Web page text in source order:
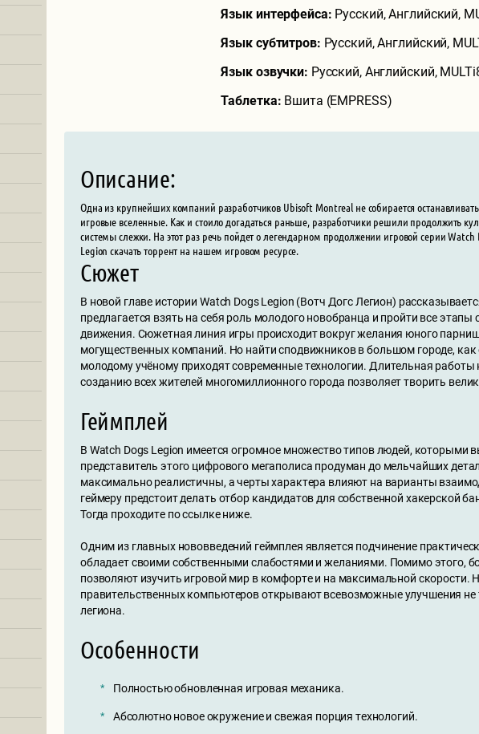
Язык интерфейса: Русский, Английский,
Язык субтитров: Русский, Английский,
Язык озвучки: Русский, Английский,
Таблетка: Вшита (EMPRESS)
Описание:
Одна из крупнейших компаний разработчиков Ubisoft Montreal не собирается
игровые вселенные. Как и стоило догадаться раньше, разработчики решили продолжить
системы слежки. На этот раз речь пойдет о легендарном продолжении игровой серии Watch
Legion скачать торрент на нашем игровом ресурсе.
Сюжет
В новой главе истории Watch Dogs Legion (Вотч Догс Легион)
предлагается взять на себя роль молодого новобранца и пройти все
движения. Сюжетная линия игры происходит вокруг желания юного
могущественных компаний. Но найти сподвижников в большом городе, как
молодому учёному приходят современные технологии. Длительная
созданию всех жителей многомиллионного города позволяет творить
Геймплей
В Watch Dogs Legion имеется огромное множество типов людей, которыми
представитель этого цифрового мегаполиса продуман до мельчайших
максимально реалистичны, а черты характера влияют на варианты
геймеру предстоит делать отбор кандидатов для собственной хакерской
Тогда проходите по ссылке ниже.
Одним из главных нововведений геймплея является подчинение
обладает своими собственными слабостями и желаниями. Помимо этого,
позволяют изучить игровой мир в комфорте и на максимальной
правительственных компьютеров открывают всевозможные улучшения не
легиона.
Особенности
Полностью обновленная игровая механика.
Абсолютно новое окружение и свежая порция технологий.